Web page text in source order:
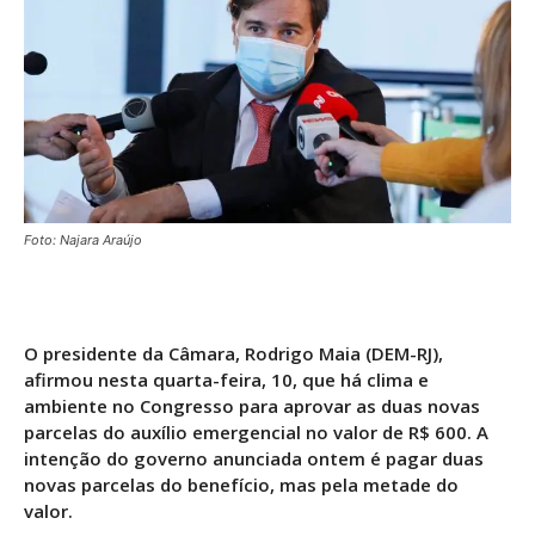
Foto: Najara Araújo
O presidente da Câmara, Rodrigo Maia (DEM-RJ),
afirmou nesta quarta-feira, 10, que há clima e
ambiente no Congresso para aprovar as duas novas
parcelas do auxílio emergencial no valor de R$ 600. A
intenção do governo anunciada ontem é pagar duas
novas parcelas do benefício, mas pela metade do
valor.